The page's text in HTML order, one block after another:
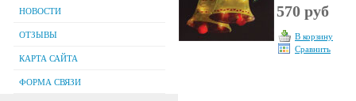
НОВОСТИ
ОТЗЫВЫ
КАРТА САЙТА
ФОРМА СВЯЗИ
570 руб
В корзину
Сравнить